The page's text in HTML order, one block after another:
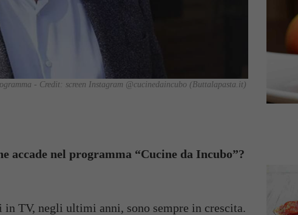
- Credit: screen Instagram @cucinedaincubo (Buttalapasta.it)
accade nel programma “Cucine da Incubo”?
TV, negli ultimi anni, sono sempre in crescita.